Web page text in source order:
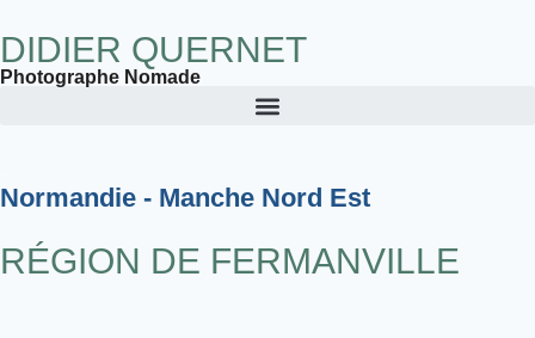
DIDIER QUERNET
Photographe Nomade
Normandie - Manche Nord Est
RÉGION DE FERMANVILLE